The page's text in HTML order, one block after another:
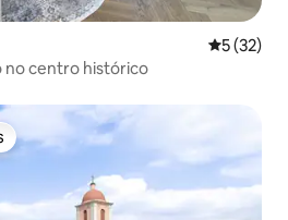
5 de uma
5 (32)
centro histórico